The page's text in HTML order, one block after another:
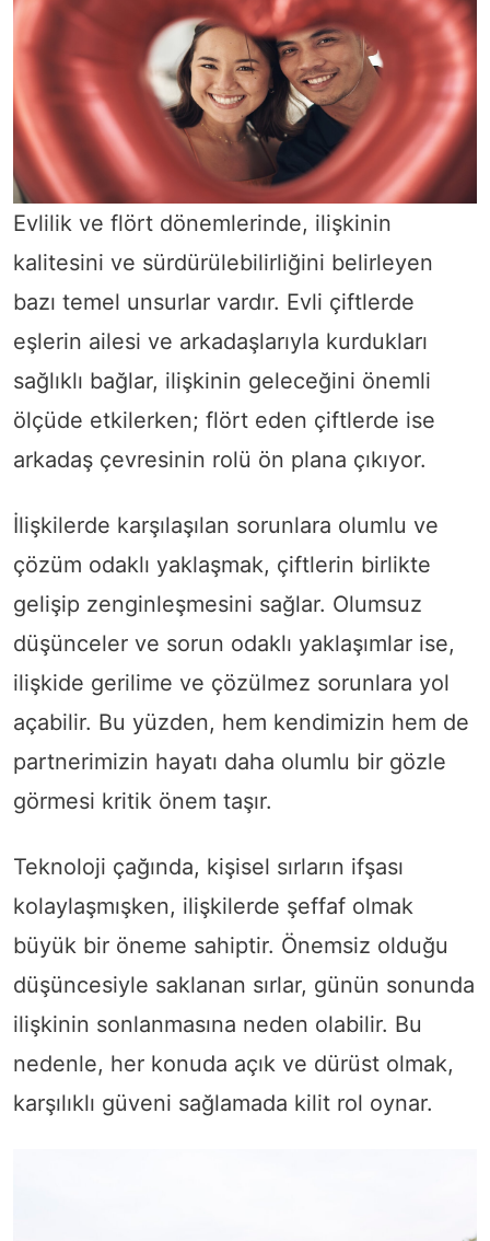
Evlilik ve flört dönemlerinde, ilişkinin
kalitesini ve sürdürülebilirliğini belirleyen
bazı temel unsurlar vardır. Evli çiftlerde
eşlerin ailesi ve arkadaşlarıyla kurdukları
sağlıklı bağlar, ilişkinin geleceğini önemli
ölçüde etkilerken; flört eden çiftlerde ise
arkadaş çevresinin rolü ön plana çıkıyor.
İlişkilerde karşılaşılan sorunlara olumlu ve
çözüm odaklı yaklaşmak, çiftlerin birlikte
gelişip zenginleşmesini sağlar. Olumsuz
düşünceler ve sorun odaklı yaklaşımlar ise,
ilişkide gerilime ve çözülmez sorunlara yol
açabilir. Bu yüzden, hem kendimizin hem de
partnerimizin hayatı daha olumlu bir gözle
görmesi kritik önem taşır.
Teknoloji çağında, kişisel sırların ifşası
kolaylaşmışken, ilişkilerde şeffaf olmak
büyük bir öneme sahiptir. Önemsiz olduğu
düşüncesiyle saklanan sırlar, günün sonunda
ilişkinin sonlanmasına neden olabilir. Bu
nedenle, her konuda açık ve dürüst olmak,
karşılıklı güveni sağlamada kilit rol oynar.